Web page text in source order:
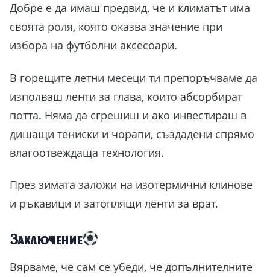
Добре е да имаш предвид, че и климатът има
своята роля, която оказва значение при
избора на футболни аксесоари.
В горещите летни месеци ти препоръчваме да
изполваш ленти за глава, които абсорбират
потта. Няма да сгрешиш и ако инвестираш в
дишащи тениски и чорапи, създадени спрямо
влагоотвеждаща технология.
През зимата заложи на изотермични клинове
и ръкавици и затоплящи ленти за врат.
Заключение
Вярваме, че сам се убеди, че допълнителните